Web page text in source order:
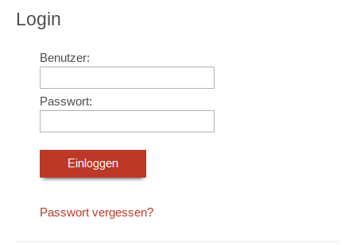
Login
Benutzer:
Passwort:
Passwort vergessen?